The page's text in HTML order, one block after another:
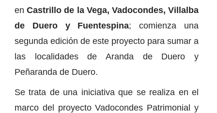
en Castrillo de la Vega, Vadocondes, Villalba
de Duero y Fuentespina; comienza una
segunda edición de este proyecto para sumar a
las localidades de Aranda de Duero y
Peñaranda de Duero.
Se trata de una iniciativa que se realiza en el
marco del proyecto Vadocondes Patrimonial y